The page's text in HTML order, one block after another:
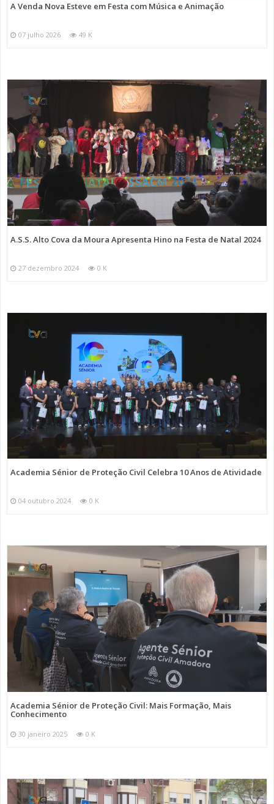
A Venda Nova Esteve em Festa com Música e Animação
07 julho 2026 49 K
A.S.S. Alto Cova da Moura Apresenta Hino na Festa de Natal 2024
27 dezembro 2024 0 K
Academia Sénior de Proteção Civil Celebra 10 Anos de Atividade
04 outubro 2024 0 K
Academia Sénior de Proteção Civil: Mais Formação, Mais
Conhecimento
30 janeiro 2025 0 K